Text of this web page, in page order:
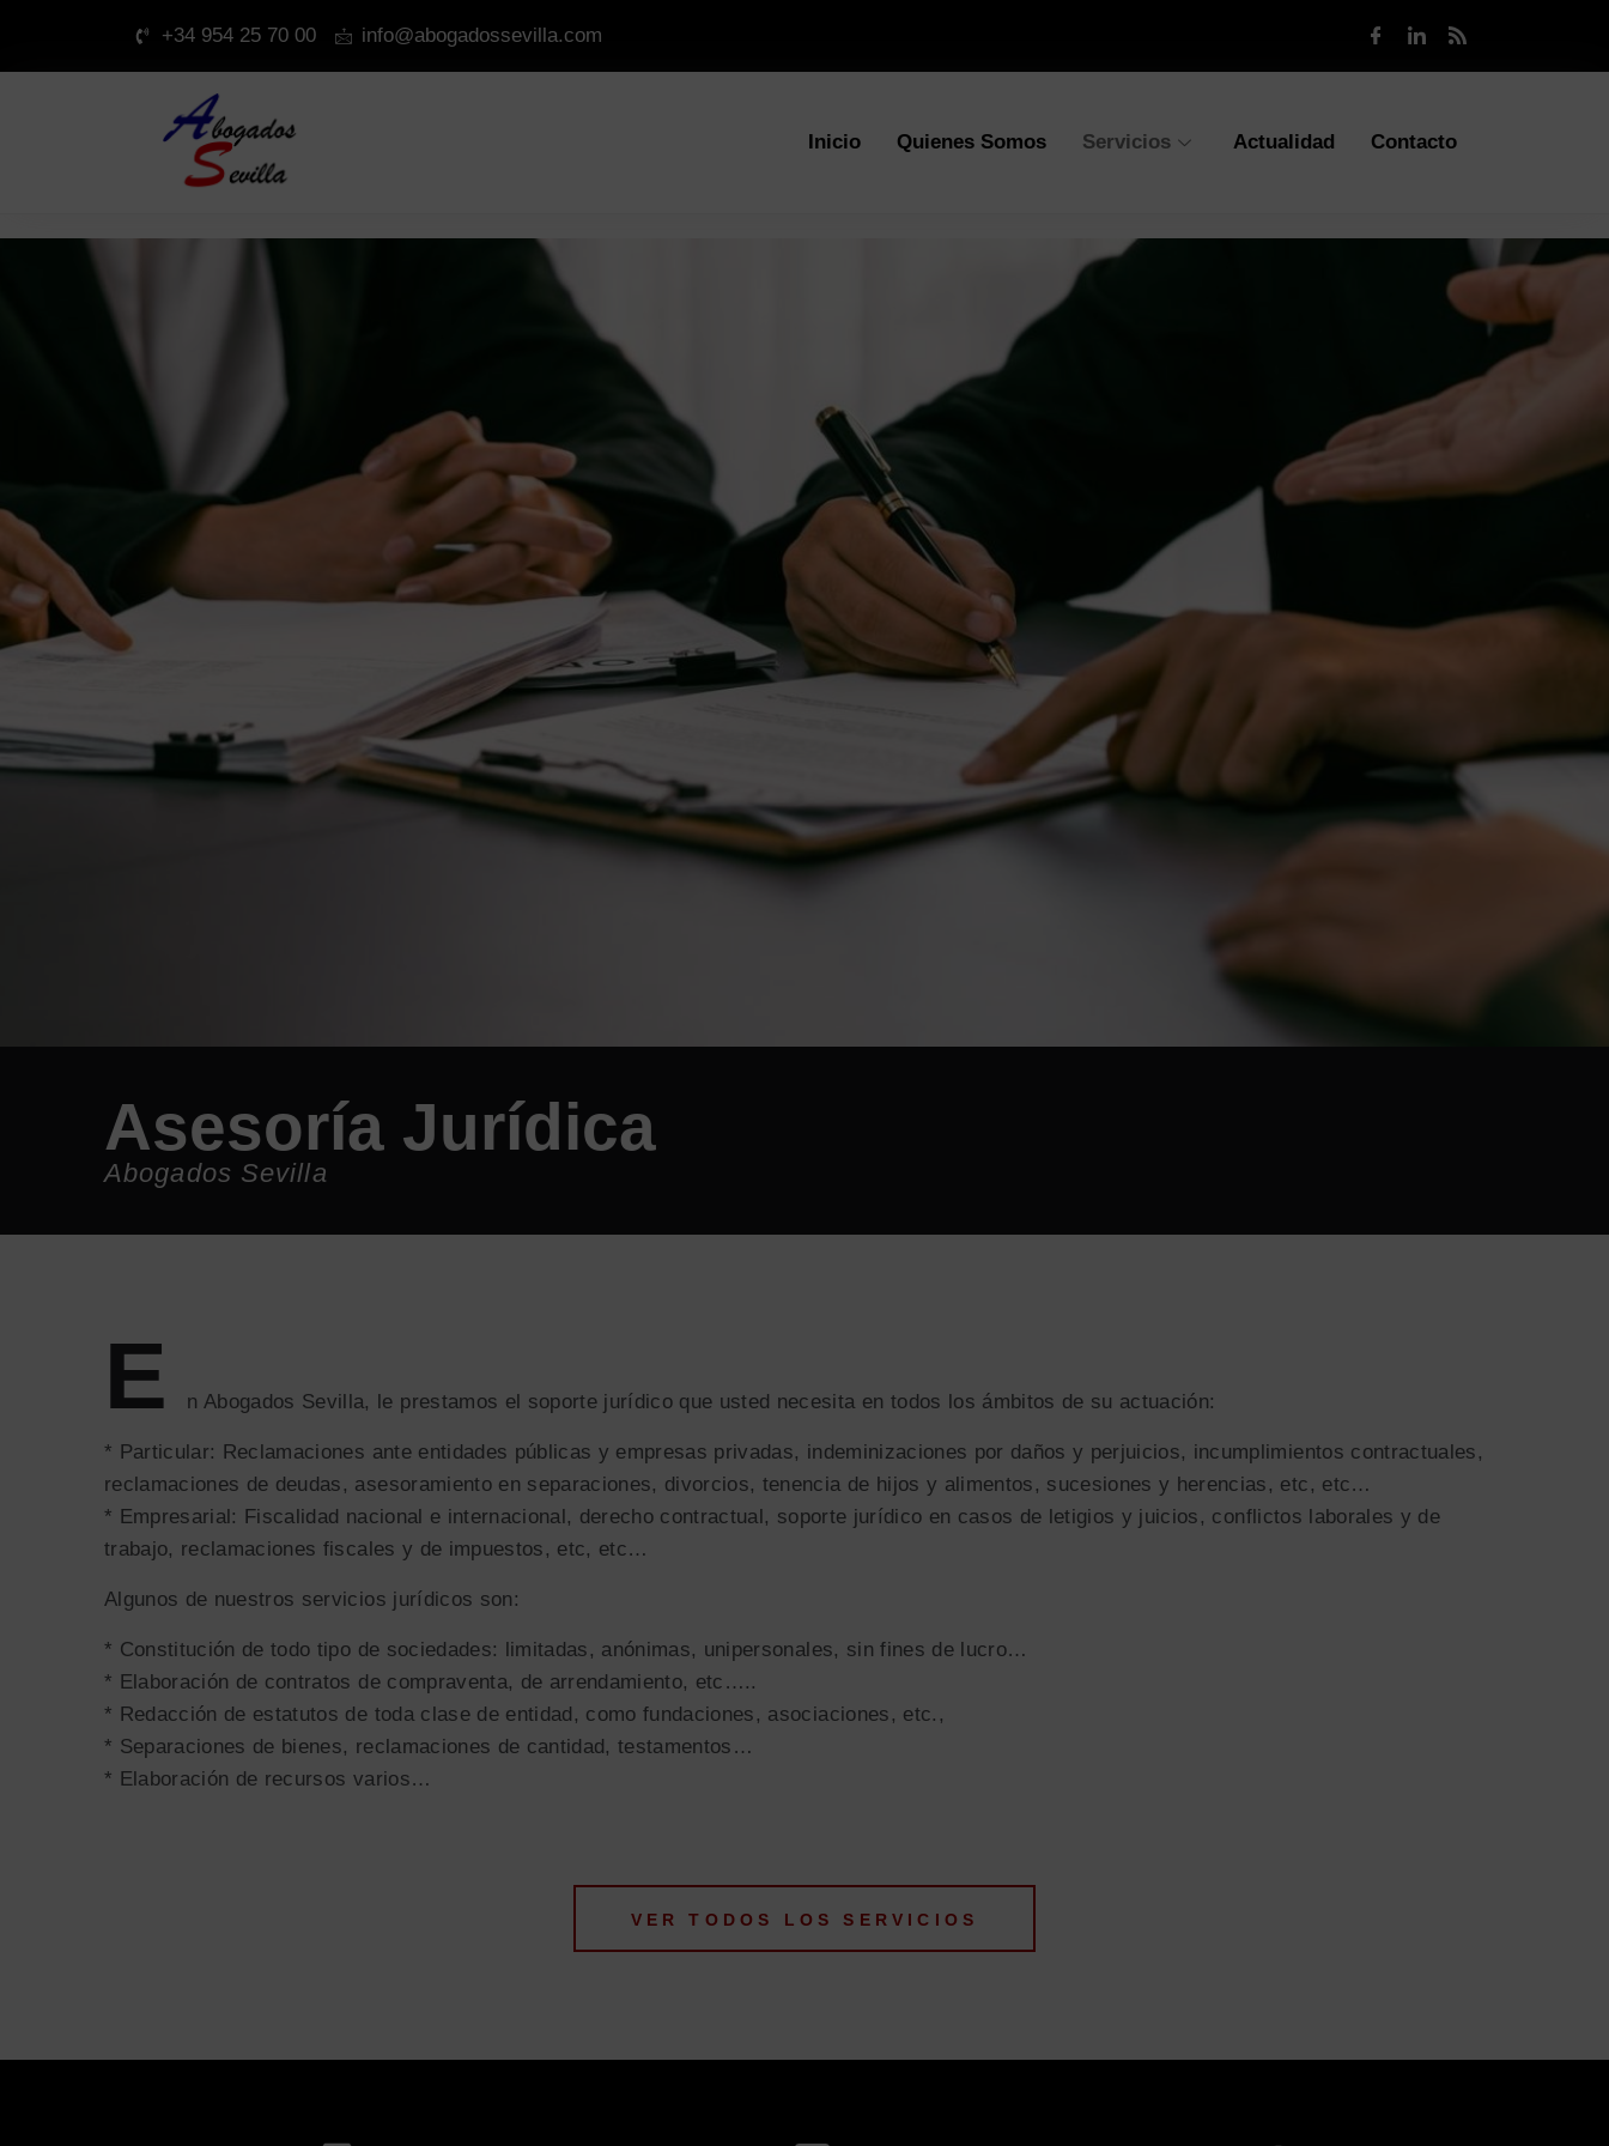
+34 954 25 70 00 info@abogadossevilla.com
Inicio Quienes Somos Servicios Actualidad Contacto
Asesoría Jurídica
Abogados Sevilla
E n Abogados Sevilla, le prestamos el soporte jurídico que usted necesita en todos los ámbitos de su actuación:
* Particular: Reclamaciones ante entidades públicas y empresas privadas, indeminizaciones por daños y perjuicios, incumplimientos contractuales,
reclamaciones de deudas, asesoramiento en separaciones, divorcios, tenencia de hijos y alimentos, sucesiones y herencias, etc, etc…
* Empresarial: Fiscalidad nacional e internacional, derecho contractual, soporte jurídico en casos de letigios y juicios, conflictos laborales y de
trabajo, reclamaciones fiscales y de impuestos, etc, etc…
Algunos de nuestros servicios jurídicos son:
* Constitución de todo tipo de sociedades: limitadas, anónimas, unipersonales, sin fines de lucro…
* Elaboración de contratos de compraventa, de arrendamiento, etc…..
* Redacción de estatutos de toda clase de entidad, como fundaciones, asociaciones, etc.,
* Separaciones de bienes, reclamaciones de cantidad, testamentos…
* Elaboración de recursos varios…
VER TODOS LOS SERVICIOS